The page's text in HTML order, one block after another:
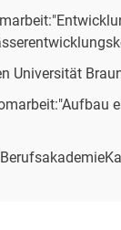
Universität